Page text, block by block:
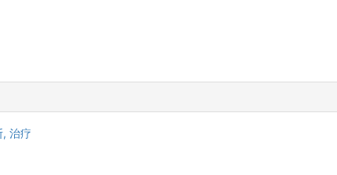
, 治疗